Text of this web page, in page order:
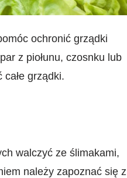
ochronić grządki
z piołunu, czosnku lub
grządki.
walczyć ze ślimakami,
należy zapoznać się z